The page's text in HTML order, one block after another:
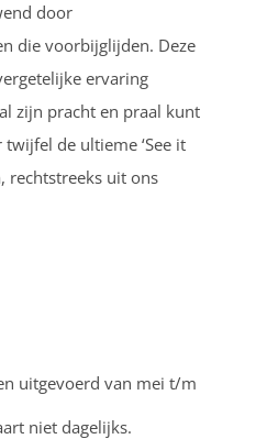
door
die voorbijglijden. Deze
ervaring
zijn pracht en praal kunt
de ultieme ‘See it
rechtstreeks uit ons
uitgevoerd van mei t/m
niet dagelijks.